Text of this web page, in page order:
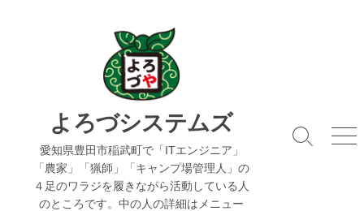
よろづシステムズ
愛知県豊田市稲武町で「ITエンジニア」
「農家」「猟師」「キャンプ場管理人」の
４足のワラジを履きながら活動している人
のところです。中の人の詳細はメニュー
検
メ